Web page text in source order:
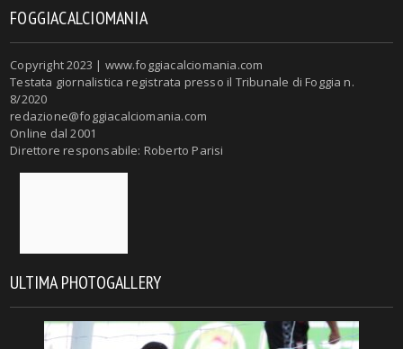
FOGGIACALCIOMANIA
Copyright 2023 | www.foggiacalciomania.com
Testata giornalistica registrata presso il Tribunale di Foggia n.
8/2020
redazione@foggiacalciomania.com
Online dal 2001
Direttore responsabile: Roberto Parisi
ULTIMA PHOTOGALLERY